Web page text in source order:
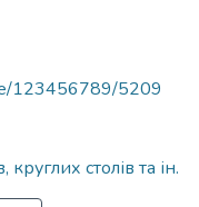
123456789/5209
столів та ін.